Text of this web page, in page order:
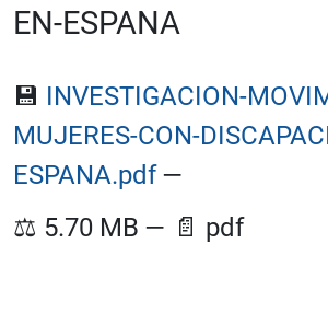
EN-ESPANA
💾 INVESTIGACION-
MUJERES-CON-
ESPANA.pdf—
⚖️ 5.70 MB — 📄 pdf